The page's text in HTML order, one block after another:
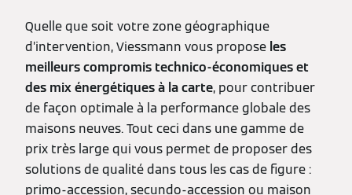
Quelle que soit votre zone géographique
d’intervention, Viessmann vous propose les
meilleurs compromis technico-économiques et
des mix énergétiques à la carte, pour contribuer
de façon optimale à la performance globale des
maisons neuves. Tout ceci dans une gamme de
prix très large qui vous permet de proposer des
solutions de qualité dans tous les cas de figure :
primo-accession, secundo-accession ou maison